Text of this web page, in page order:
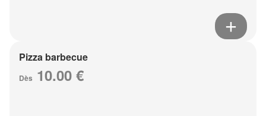
Pizza barbecue
Dès 10.00 €